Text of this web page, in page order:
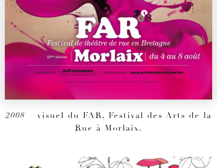
2008 – visuel du FAR, Festival des Arts de la
Rue à Morlaix.